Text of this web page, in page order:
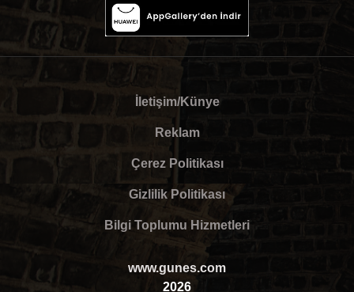
İletişim/Künye
Reklam
Çerez Politikası
Gizlilik Politikası
Bilgi Toplumu Hizmetleri
www.gunes.com
2026